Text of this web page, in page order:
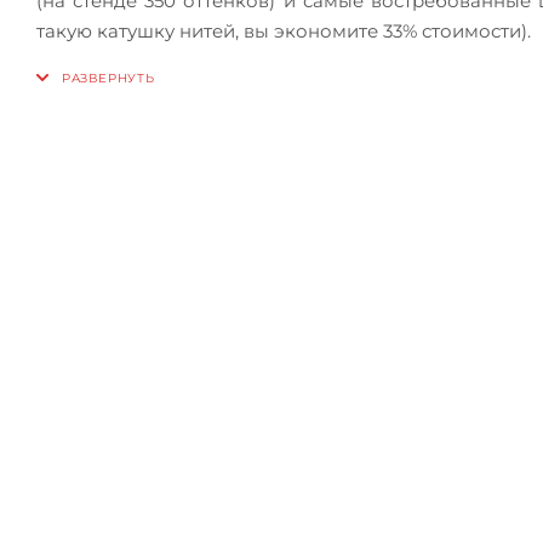
такую катушку нитей, вы экономите 33% стоимости).